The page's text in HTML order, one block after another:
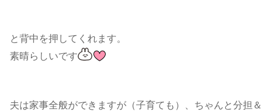
と背中を押してくれます。
素晴らしいです
夫は家事全般ができますが（子育ても）、ちゃんと分担＆